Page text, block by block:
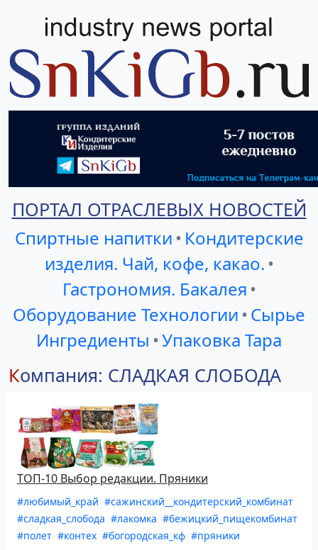
ПОРТАЛ ОТРАСЛЕВЫХ НОВОСТЕЙ
Спиртные напитки • Кондитерские
изделия. Чай, кофе, какао. •
Гастрономия. Бакалея •
Оборудование Технологии • Сырье
Ингредиенты •Упаковка Тара
Компания: СЛАДКАЯ СЛОБОДА
ТОП-10 Выбор редакции. Пряники
#любимый_край #сажинский__кондитерский_комбинат
#сладкая_слобода #лакомка #бежицкий_пищекомбинат
#полет #контех #богородская_кф #пряники